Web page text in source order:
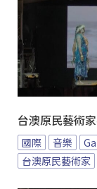
台澳原民藝術
國際 音樂
台澳原民藝術家